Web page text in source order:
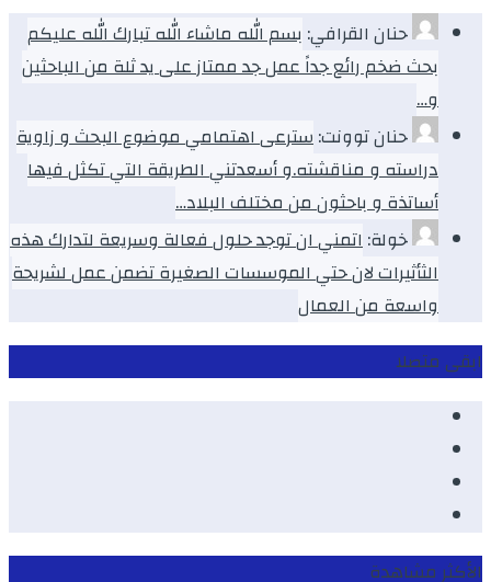
حنان القرافي: بسم الله ماشاء الله تبارك الله عليكم
بحث ضخم رائع جداً عمل جد ممتاز على يد ثلة من الباحثين
و…
حنان توونت:سترعى اهتمامي موضوع البحث و زاوية
دراسته و مناقشته.و أسعدتني الطريقة التي تكثل فيها
أساتذة و باحثون من مختلف البلاد…
خولة:اتمني ان توجد حلول فعالة وسريعة لتدارك هذه
الثأثيرات لان حتي الموسسات الصغيرة تضمن عمل لشريحة
واسعة من العمال
ابقى متصلا
الأكثر مشاهدة